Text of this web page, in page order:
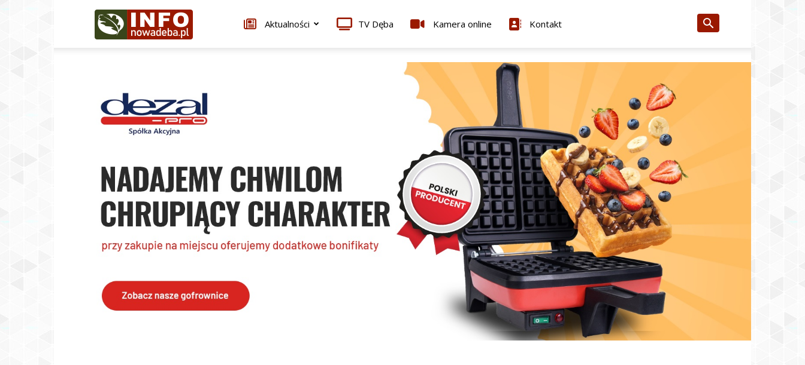
Infonowadeba.pl Aktualności TV Dęba Kamera online Kontakt